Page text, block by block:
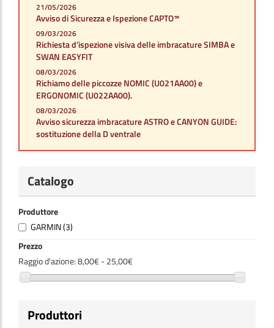
21/05/2026
Avviso di Sicurezza e Ispezione CAPTO™
09/03/2026
Richiesta d’ispezione visiva delle imbracature SIMBA e
SWAN EASYFIT
08/03/2026
Richiamo delle piccozze NOMIC (U021AA00) e
ERGONOMIC (U022AA00).
08/03/2026
Avviso sicurezza imbracature ASTRO e CANYON GUIDE:
sostituzione della D ventrale
Catalogo
Produttore
GARMIN(3)
Prezzo
Raggio d'azione:8,00€ - 25,00€
Produttori